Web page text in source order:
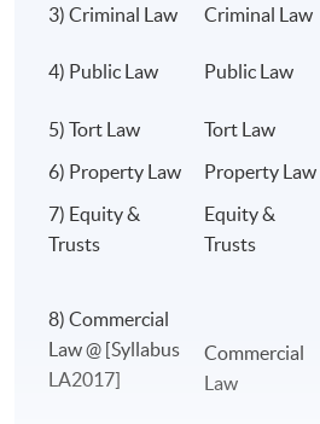
港大專業進修學院金鐘教學中心
非本地高等及專業教育(規管)
根據《非本地高等及專業教育（
上課詳情
3) Criminal Law Criminal Law
4) Public Law Public Law
5) Tort Law
Tort Law
6) Property Law
Property Law
7) Equity &
Trusts
Equity &
Trusts
8) Commercial
Law @ [Syllabus
LA2017]
Commercial
Law